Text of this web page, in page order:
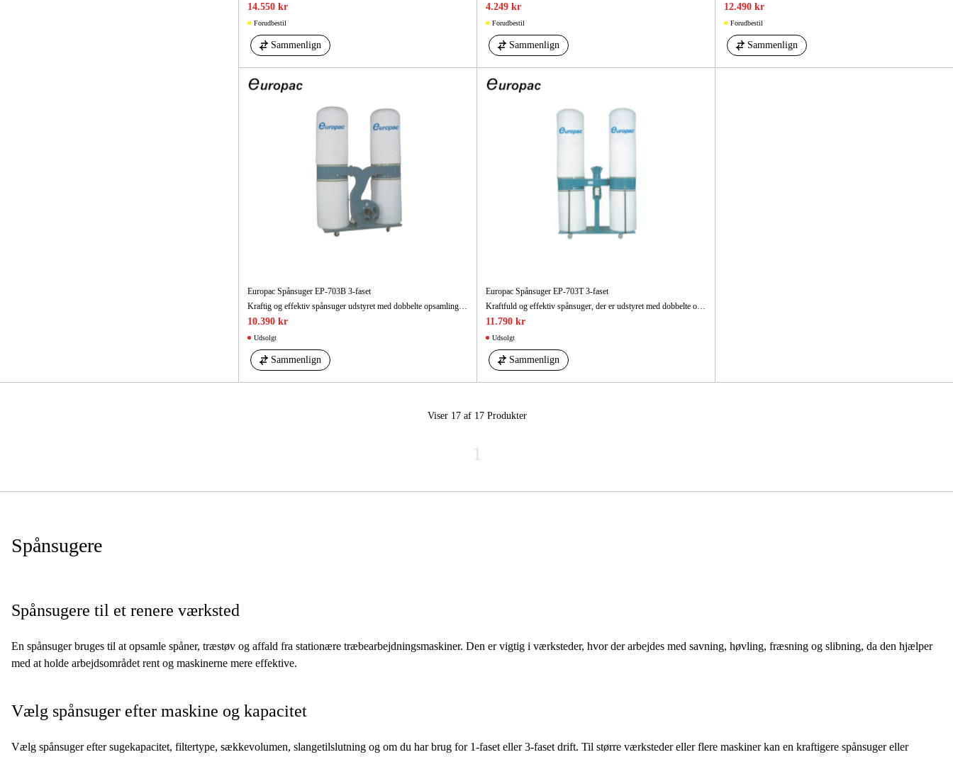
14.550 kr
Forudbestil
Sammenlign
4.249 kr
Forudbestil
Sammenlign
12.490 kr
Forudbestil
Sammenlign
Europac Spånsuger EP-703B 3-faset
Kraftig og effektiv spånsuger udstyret med dobbelte opsamlingsposer. Hjulstativet gør det nemt at flytte den.
10.390 kr
Udsolgt
Sammenlign
Europac Spånsuger EP-703T 3-faset
Kraftfuld og effektiv spånsuger, der er udstyret med dobbelte opsamlingsposer i et kompakt design. Hjulstativet gør det nemt at flytte den.
11.790 kr
Udsolgt
Sammenlign
Viser 17 af 17 Produkter
1
Spånsugere
Spånsugere til et renere værksted
En spånsuger bruges til at opsamle spåner, træstøv og affald fra stationære træbearbejdningsmaskiner. Den er vigtig i værksteder, hvor der arbejdes med savning, høvling, fræsning og slibning, da den hjælper
med at holde arbejdsområdet rent og maskinerne mere effektive.
Vælg spånsuger efter maskine og kapacitet
Vælg spånsuger efter sugekapacitet, filtertype, sækkevolumen, slangetilslutning og om du har brug for 1-faset eller 3-faset drift. Til større værksteder eller flere maskiner kan en kraftigere spånsuger eller